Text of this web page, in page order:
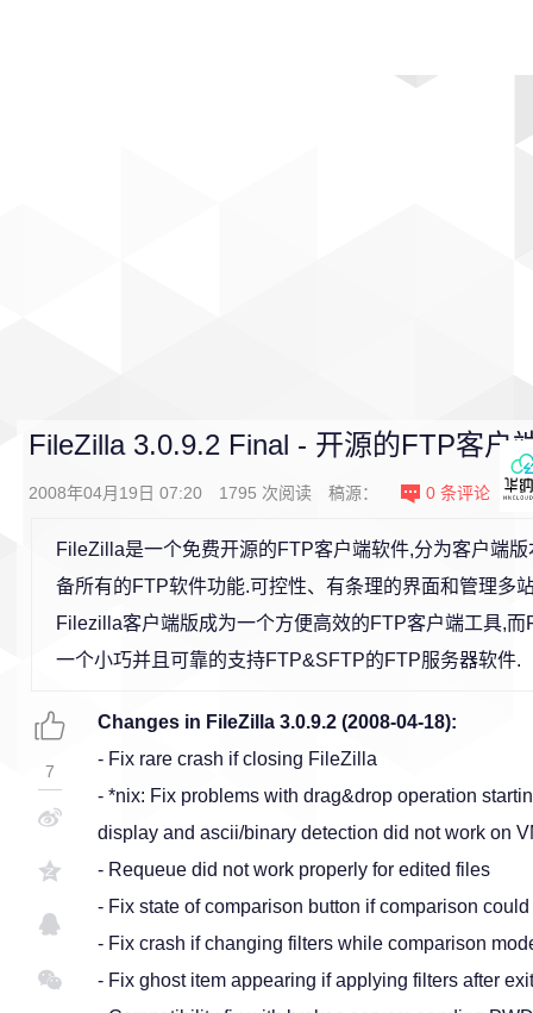
FileZilla 3.0.9.2 Final - 开源的FTP客户
2008年04月19日 07:20 1795 次阅读 稿源： 0 条评论
FileZilla是一个免费开源的FTP客户端软件,分为客户端
备所有的FTP软件功能.可控性、有条理的界面和管理多
Filezilla客户端版成为一个方便高效的FTP客户端工具,
一个小巧并且可靠的支持FTP&SFTP的FTP服务器软件.
Changes in FileZilla 3.0.9.2 (2008-04-18):
- Fix rare crash if closing FileZilla
- *nix: Fix problems with drag&drop operation
display and ascii/binary detection did not work on
- Requeue did not work properly for edited files
- Fix state of comparison button if comparison
- Fix crash if changing filters while comparison
- Fix ghost item appearing if applying filters after
7